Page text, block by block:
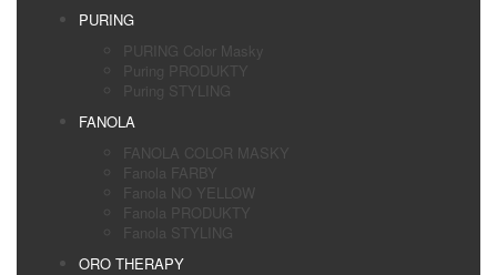
PURING
PURING Color Masky
Puring PRODUKTY
Puring STYLING
FANOLA
FANOLA COLOR MASKY
Fanola FARBY
Fanola NO YELLOW
Fanola PRODUKTY
Fanola STYLING
ORO THERAPY